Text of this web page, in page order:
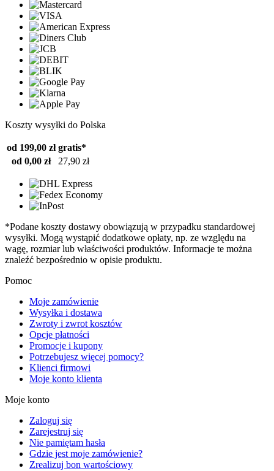
Koszty wysyłki do Polska
od 199,00 zł gratis*
od 0,00 zł
27,90 zł
*Podane koszty dostawy obowiązują w przypadku standardowej
wysyłki. Mogą wystąpić dodatkowe opłaty, np. ze względu na
wagę, rozmiar lub właściwości produktów. Informacje te można
znaleźć bezpośrednio w opisie produktu.
Pomoc
Moje zamówienie
Wysyłka i dostawa
Zwroty i zwrot kosztów
Opcje płatności
Promocje i kupony
Potrzebujesz więcej pomocy?
Klienci firmowi
Moje konto klienta
Moje konto
Zaloguj się
Zarejestruj się
Nie pamiętam hasła
Gdzie jest moje zamówienie?
Zrealizuj bon wartościowy